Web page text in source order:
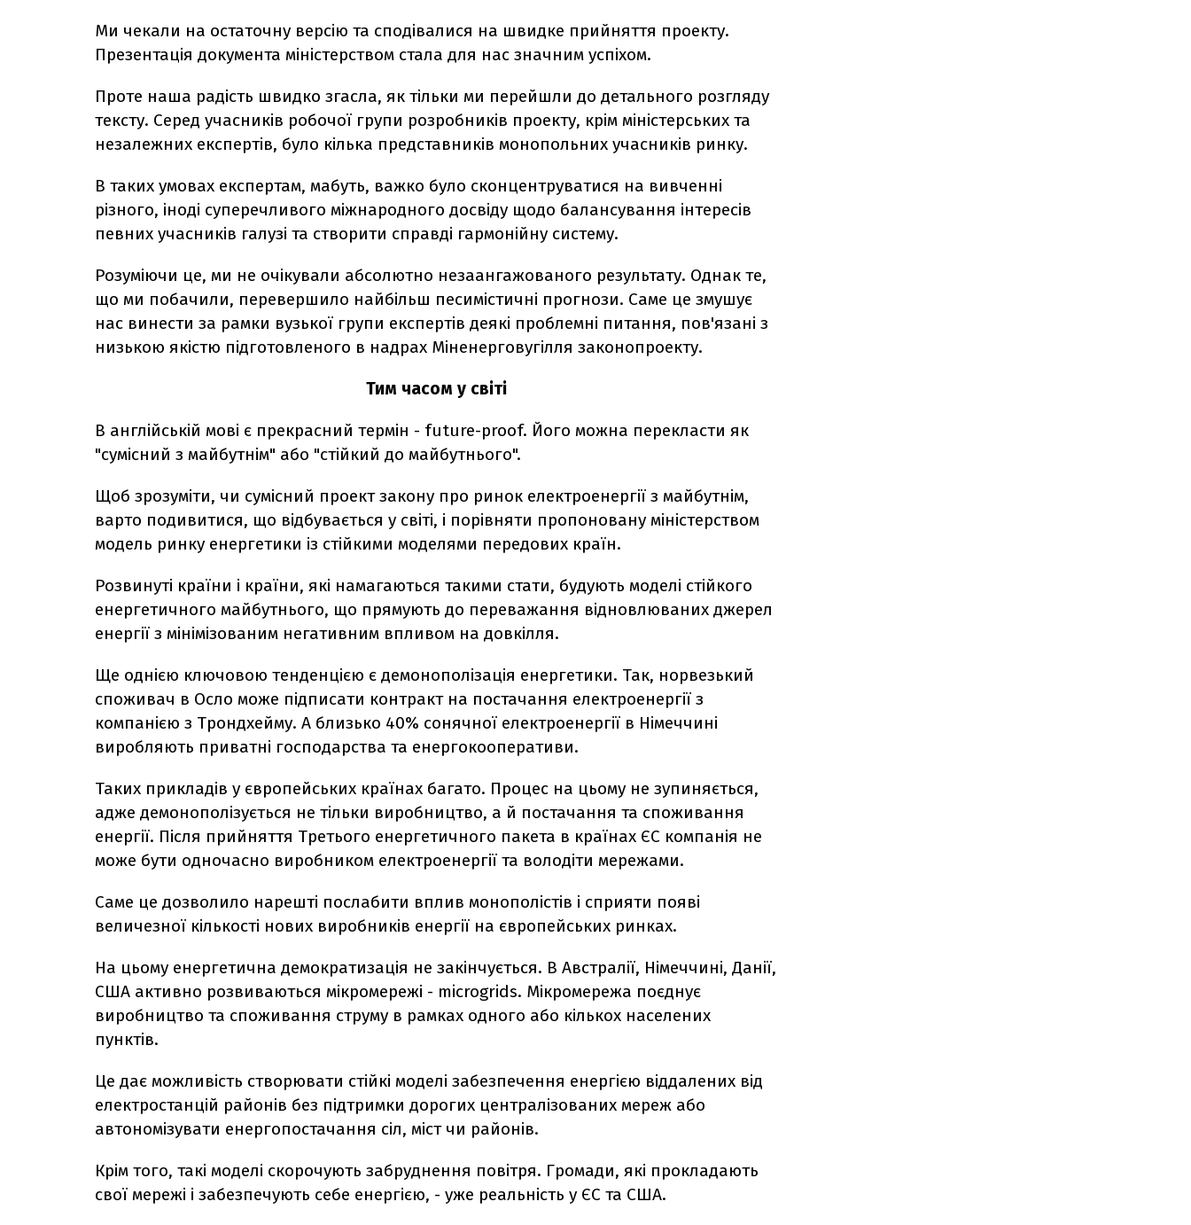
Ми чекали на остаточну версію та сподівалися на швидке прийняття проекту.
Презентація документа міністерством стала для нас значним успіхом.
Проте наша радість швидко згасла, як тільки ми перейшли до детального розгляду
тексту. Серед учасників робочої групи розробників проекту, крім міністерських та
незалежних експертів, було кілька представників монопольних учасників ринку.
В таких умовах експертам, мабуть, важко було сконцентруватися на вивченні
різного, іноді суперечливого міжнародного досвіду щодо балансування інтересів
певних учасників галузі та створити справді гармонійну систему.
Розуміючи це, ми не очікували абсолютно незаангажованого результату. Однак те,
що ми побачили, перевершило найбільш песимістичні прогнози. Саме це змушує
нас винести за рамки вузької групи експертів деякі проблемні питання, пов'язані з
низькою якістю підготовленого в надрах Міненерговугілля законопроекту.
Тим часом у світі
В англійській мові є прекрасний термін - future-proof. Його можна перекласти як
"сумісний з майбутнім" або "стійкий до майбутнього".
Щоб зрозуміти, чи сумісний проект закону про ринок електроенергії з майбутнім,
варто подивитися, що відбувається у світі, і порівняти пропоновану міністерством
модель ринку енергетики із стійкими моделями передових країн.
Розвинуті країни і країни, які намагаються такими стати, будують моделі стійкого
енергетичного майбутнього, що прямують до переважання відновлюваних джерел
енергії з мінімізованим негативним впливом на довкілля.
Ще однією ключовою тенденцією є демонополізація енергетики. Так, норвезький
споживач в Осло може підписати контракт на постачання електроенергії з
компанією з Трондхейму. А близько 40% сонячної електроенергії в Німеччині
виробляють приватні господарства та енергокооперативи.
Таких прикладів у європейських країнах багато. Процес на цьому не зупиняється,
адже демонополізується не тільки виробництво, а й постачання та споживання
енергії. Після прийняття Третього енергетичного пакета в країнах ЄС компанія не
може бути одночасно виробником електроенергії та володіти мережами.
Саме це дозволило нарешті послабити вплив монополістів і сприяти появі
величезної кількості нових виробників енергії на європейських ринках.
На цьому енергетична демократизація не закінчується. В Австралії, Німеччині, Данії,
США активно розвиваються мікромережі - microgrids. Мікромережа поєднує
виробництво та споживання струму в рамках одного або кількох населених
пунктів.
Це дає можливість створювати стійкі моделі забезпечення енергією віддалених від
електростанцій районів без підтримки дорогих централізованих мереж або
автономізувати енергопостачання сіл, міст чи районів.
Крім того, такі моделі скорочують забруднення повітря. Громади, які прокладають
свої мережі і забезпечують себе енергією, - уже реальність у ЄС та США.